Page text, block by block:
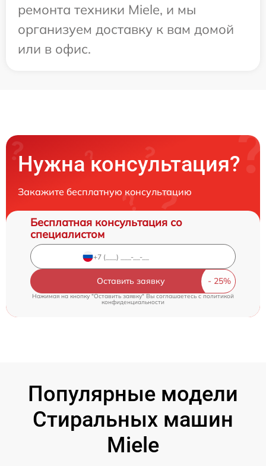
ремонта техники Miele, и мы
организуем доставку к вам домой
или в офис.
Нужна консультация?
Закажите бесплатную консультацию
Бесплатная консультация со
специалистом
Оставить заявку
Нажимая на кнопку "Оставить заявку" Вы соглашаетесь cполитикой
конфиденциальности
Популярные модели
Стиральных машин
Miele